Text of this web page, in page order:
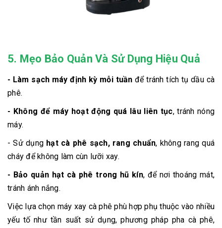
5. Mẹo Bảo Quản Và Sử Dụng Hiệu Quả
- Làm sạch máy định kỳ mỗi tuần để tránh tích tụ dầu cà
phê.
- Không để máy hoạt động quá lâu liên tục, tránh nóng
máy.
- Sử dụng hạt cà phê sạch, rang chuẩn, không rang quá
cháy để không làm cùn lưỡi xay.
- Bảo quản hạt cà phê trong hũ kín, để nơi thoáng mát,
tránh ánh nắng.
Việc lựa chọn máy xay cà phê phù hợp phụ thuộc vào nhiều
yếu tố như tần suất sử dụng, phương pháp pha cà phê,